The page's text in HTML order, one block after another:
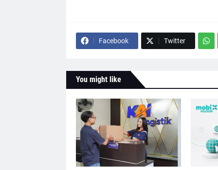
Facebook Twitter
You might like